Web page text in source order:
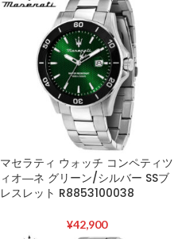
マセラティ ウォッチ コンペティツ
ィオ―ネ グリーン/シルバー SSブ
レスレット R8853100038
¥42,900